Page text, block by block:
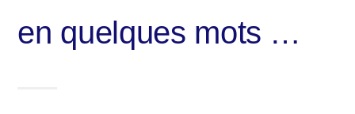
en quelques mots …